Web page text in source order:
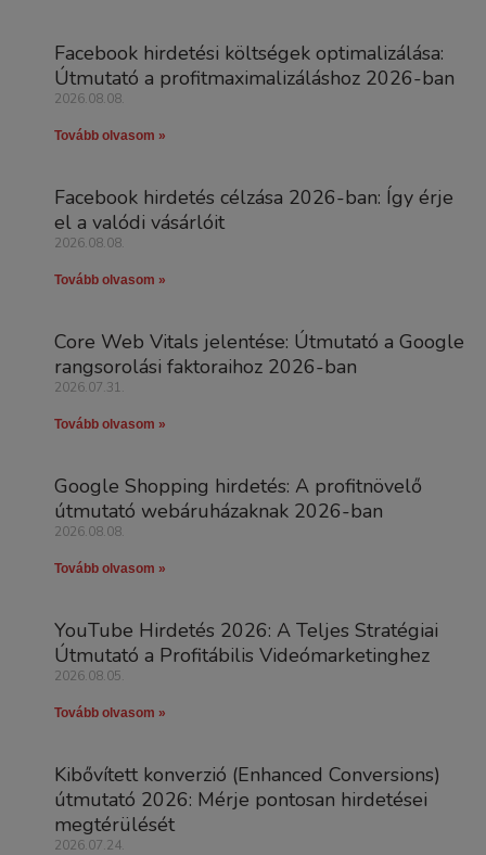
Facebook hirdetési költségek optimalizálása:
Útmutató a profitmaximalizáláshoz 2026-ban
2026.08.08.
Tovább olvasom »
Facebook hirdetés célzása 2026-ban: Így érje
el a valódi vásárlóit
2026.08.08.
Tovább olvasom »
Core Web Vitals jelentése: Útmutató a Google
rangsorolási faktoraihoz 2026-ban
2026.07.31.
Tovább olvasom »
Google Shopping hirdetés: A profitnövelő
útmutató webáruházaknak 2026-ban
2026.08.08.
Tovább olvasom »
YouTube Hirdetés 2026: A Teljes Stratégiai
Útmutató a Profitábilis Videómarketinghez
2026.08.05.
Tovább olvasom »
Kibővített konverzió (Enhanced Conversions)
útmutató 2026: Mérje pontosan hirdetései
megtérülését
2026.07.24.